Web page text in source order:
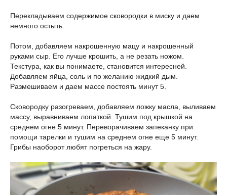
Перекладываем содержимое сковородки в миску и даем
немного остыть.
Потом, добавляем накрошенную мацу и накрошенный
руками сыр. Его лучше крошить, а не резать ножом.
Текстура, как вы понимаете, становится интересней.
Добавляем яйца, соль и по желанию жидкий дым.
Размешиваем и даем массе постоять минут 5.
Сковородку разогреваем, добавляем ложку масла, выливаем
массу, выравниваем лопаткой. Тушим под крышкой на
среднем огне 5 минут. Переворачиваем запеканку при
помощи тарелки и тушим на среднем огне еще 5 минут.
Грибы наоборот любят погреться на жару.